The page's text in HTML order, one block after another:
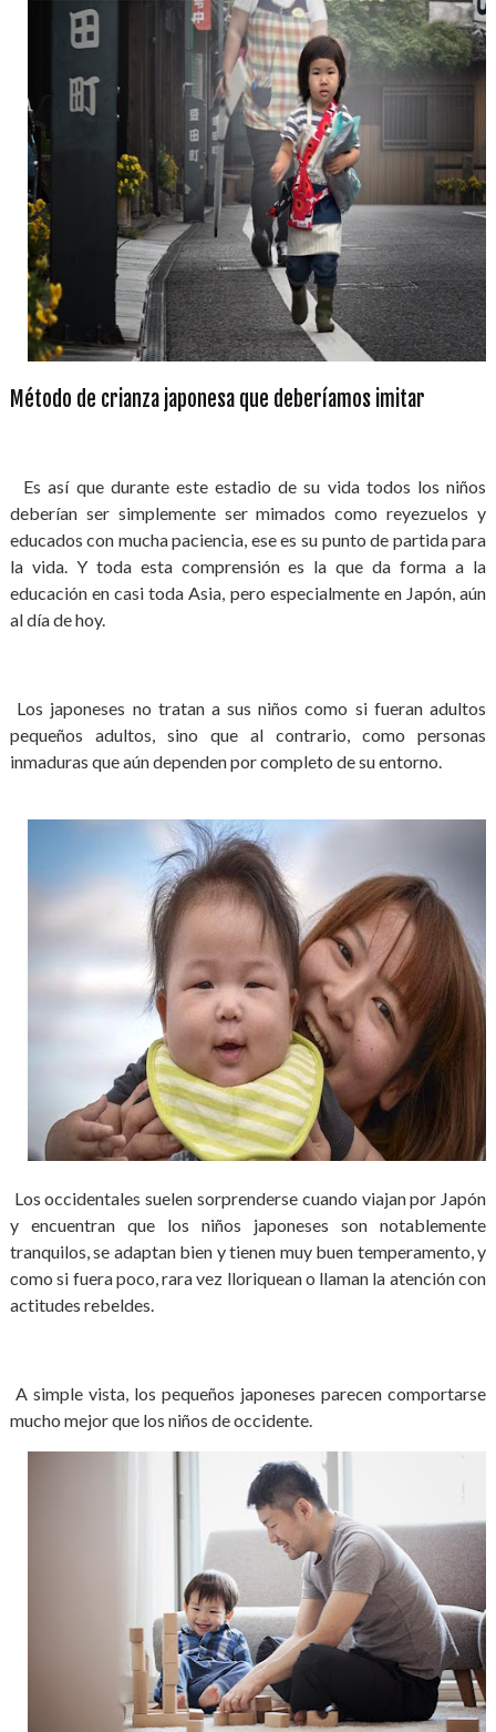
Método de crianza japonesa que deberíamos imitar
Es así que durante este estadio de su vida todos los niños
deberían ser simplemente ser mimados como reyezuelos y
educados con mucha paciencia, ese es su punto de partida para
la vida. Y toda esta comprensión es la que da forma a la
educación en casi toda Asia, pero especialmente en Japón, aún
al día de hoy.
Los japoneses no tratan a sus niños como si fueran adultos
pequeños adultos, sino que al contrario, como personas
inmaduras que aún dependen por completo de su entorno.
Los occidentales suelen sorprenderse cuando viajan por Japón
y encuentran que los niños japoneses son notablemente
tranquilos, se adaptan bien y tienen muy buen temperamento, y
como si fuera poco, rara vez lloriquean o llaman la atención con
actitudes rebeldes.
A simple vista, los pequeños japoneses parecen comportarse
mucho mejor que los niños de occidente.